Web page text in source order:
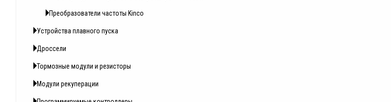
Преобразователи частоты Kinco
Устройства плавного пуска
Дроссели
Тормозные модули и резисторы
Модули рекуперации